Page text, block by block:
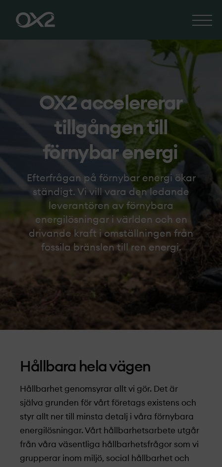
OX2 accelererar
tillgången till
förnybar energi
Efterfrågan på förnybar energi ökar
ständigt. Vi vill vara den ledande
leverantören av förnybara
energilösningar i världen och en
drivande kraft i omställningen från
fossila bränslen till ren energi.
Hållbara hela vägen
Hållbarhet genomsyrar allt vi gör. Det är
själva grunden för vårt företags existens och
styr allt ner till minsta detalj i våra förnybara
energilösningar. Vårt hållbarhets­arbete utgår
från våra väsentliga hållbarhets­frågor som vi
grupperar inom miljö, social hållbarhet och